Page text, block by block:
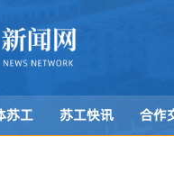
苏工 苏工快讯 合作